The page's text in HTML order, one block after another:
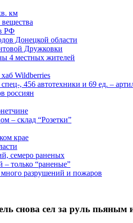
км
РФ
Донецкой области
Дружковки
4 местных жителей
Wildberries
, 456 автотехники и 69 ед. –
россиян
– склад “Розетки”
крае
семеро раненых
– только “раненые”
разрушений и пожаров
снова сел за руль